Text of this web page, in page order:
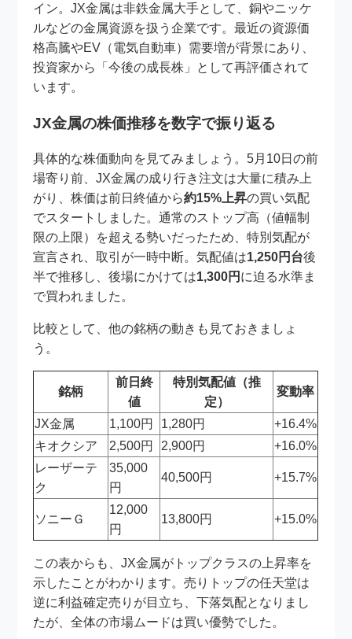
イン。JX金属は非鉄金属大手として、銅やニッケ
ルなどの金属資源を扱う企業です。最近の資源価
格高騰やEV（電気自動車）需要増が背景にあり、
投資家から「今後の成長株」として再評価されて
います。
JX金属の株価推移を数字で振り返る
具体的な株価動向を見てみましょう。5月10日の前
場寄り前、JX金属の成り行き注文は大量に積み上
がり、株価は前日終値から約15%上昇の買い気配
でスタートしました。通常のストップ高（値幅制
限の上限）を超える勢いだったため、特別気配が
宣言され、取引が一時中断。気配値は1,250円台後
半で推移し、後場にかけては1,300円 に迫る水準ま
で買われました。
比較として、他の銘柄の動きも見ておきましょ
う。
銘柄
前日終
値
特別気配値（推
定）
変動率
JX金属 1,100円 1,280円
+16.4%
キオクシア
2,500円 2,900円
+16.0%
レーザーテ
ク
35,000
円
40,500円 +15.7%
ソニーＧ
12,000
円
13,800円 +15.0%
この表からも、JX金属がトップクラスの上昇率を
示したことがわかります。売りトップの任天堂は
逆に利益確定売りが目立ち、下落気配となりまし
たが、全体の市場ムードは買い優勢でした。